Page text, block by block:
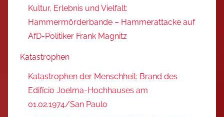
Kultur, Erlebnis und Vielfalt:
Hammermörderbande – Hammerattacke auf
AfD-Politiker Frank Magnitz
Katastrophen
Katastrophen der Menschheit: Brand des
Edifício Joelma-Hochhauses am
01.02.1974/San Paulo